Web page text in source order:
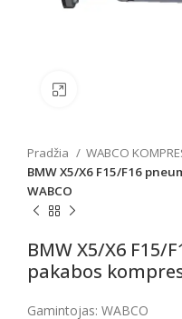
Pradžia
WABCO
BMW X5/X6 F15/F16
WABCO
BMW X5/X6 F15/
pakabos
Gamintojas: WABCO